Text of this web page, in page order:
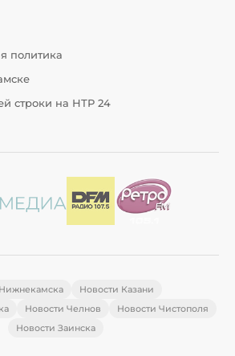
политика
строки на НТР 24
Новости Казани
Новости Челнов
Новости Чистополя
Новости Заинска